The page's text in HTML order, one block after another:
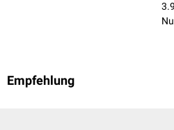
Empfehlung